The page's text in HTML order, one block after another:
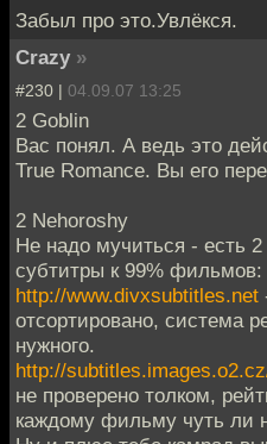
Забыл про это.Увлёкся.
Crazy »
#230 | 04.09.07 13:25
2 Goblin
Вас понял. А ведь это
True Romance. Вы его
2 Nehoroshy
Не надо мучиться - есть
субтитры к 99% фильмов:
http://www.divxsubtitles.net
отсортировано, система
нужного.
http://
не проверено толком,
каждому фильму чуть ли